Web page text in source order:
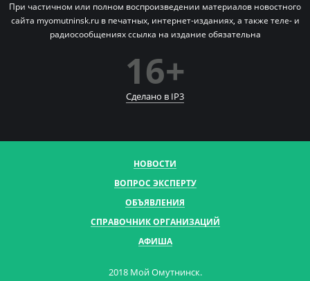
При частичном или полном воспроизведении материалов новостного
сайта myomutninsk.ru в печатных, интернет-изданиях, а также теле- и
радиосообщениях ссылка на издание обязательна
16+
Сделано в IP3
НОВОСТИ
ВОПРОС ЭКСПЕРТУ
ОБЪЯВЛЕНИЯ
СПРАВОЧНИК ОРГАНИЗАЦИЙ
АФИША
2018 Мой Омутнинск.